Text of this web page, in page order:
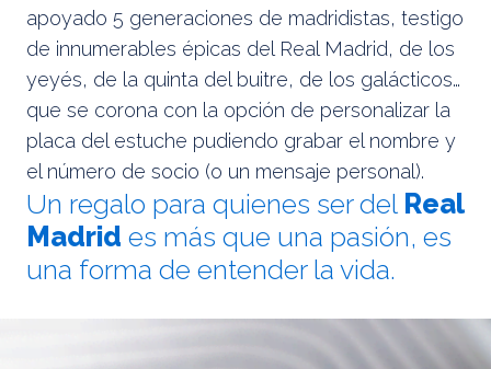
apoyado 5 generaciones de madridistas, testigo
de innumerables épicas del Real Madrid, de los
yeyés, de la quinta del buitre, de los galácticos…
que se corona con la opción de personalizar la
placa del estuche pudiendo grabar el nombre y
el número de socio (o un mensaje personal).
Un regalo para quienes ser del Real
Madrid es más que una pasión, es
una forma de entender la vida.